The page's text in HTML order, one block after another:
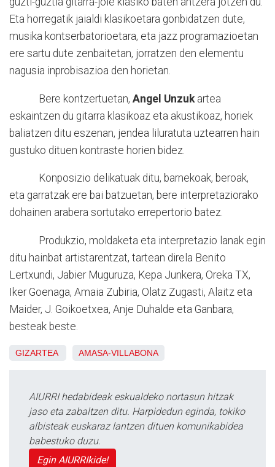
Eta horregatik jaialdi klasikoetara gonbidatzen dute,
musika kontserbatorioetara, eta jazz programazioetan
ere sartu dute zenbaitetan, jorratzen den elementu
nagusia inprobisazioa den horietan.
Bere kontzertuetan, Angel Unzuk artea
eskaintzen du gitarra klasikoaz eta akustikoaz, horiek
baliatzen ditu eszenan, jendea liluratuta uztearren hain
gustuko dituen kontraste horien bidez.
Konposizio delikatuak ditu, barnekoak, beroak,
eta garratzak ere bai batzuetan, bere interpretaziorako
dohainen arabera sortutako errepertorio batez.
Produkzio, moldaketa eta interpretazio lanak egin
ditu hainbat artistarentzat, tartean direla Benito
Lertxundi, Jabier Muguruza, Kepa Junkera, Oreka TX,
Iker Goenaga, Amaia Zubiria, Olatz Zugasti, Alaitz eta
Maider, J. Goikoetxea, Anje Duhalde eta Ganbara,
besteak beste.
GIZARTEA AMASA-VILLABONA
AIURRI hedabideak eskualdeko nortasun hitzak
jaso eta zabaltzen ditu. Harpidedun eginda, tokiko
albisteak euskaraz lantzen dituen komunikabidea
babestuko duzu.
Egin AIURRIkide!